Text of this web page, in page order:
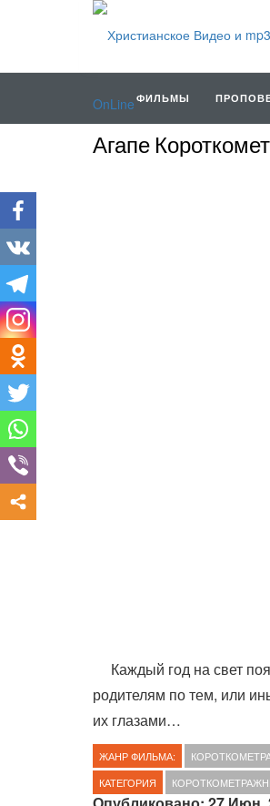
ФИЛЬМЫ
Агапе
Каждый год на свет
родителям по тем, или
их глазами…
ЖАНР ФИЛЬМА:
КАТЕГОРИЯ